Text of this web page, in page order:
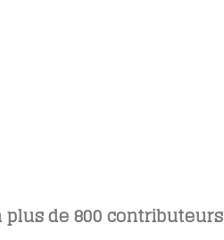
plus de 800 contributeurs